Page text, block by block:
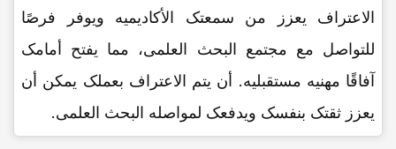
الاعتراف یعزز من سمعتک الأکادیمیه ویوفر فرصًا
للتواصل مع مجتمع البحث العلمی، مما یفتح أمامک
آفاقًا مهنیه مستقبلیه. أن یتم الاعتراف بعملک یمکن أن
یعزز ثقتک بنفسک ویدفعک لمواصله البحث العلمی.